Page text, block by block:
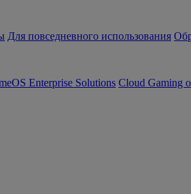
Для повседневного использования
Enterprise Solutions Cloud Gaming